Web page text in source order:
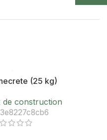
(25 kg)
de construction